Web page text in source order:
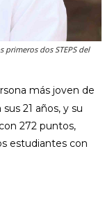
dos STEPS del
más joven de
21 años, y su
272 puntos,
estudiantes con